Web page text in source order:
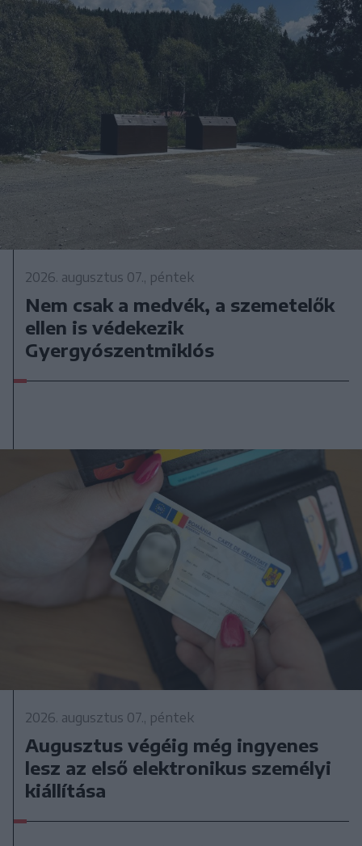
2026. augusztus 07., péntek
Nem csak a medvék, a szemetelők
ellen is védekezik
Gyergyószentmiklós
2026. augusztus 07., péntek
Augusztus végéig még ingyenes
lesz az első elektronikus személyi
kiállítása